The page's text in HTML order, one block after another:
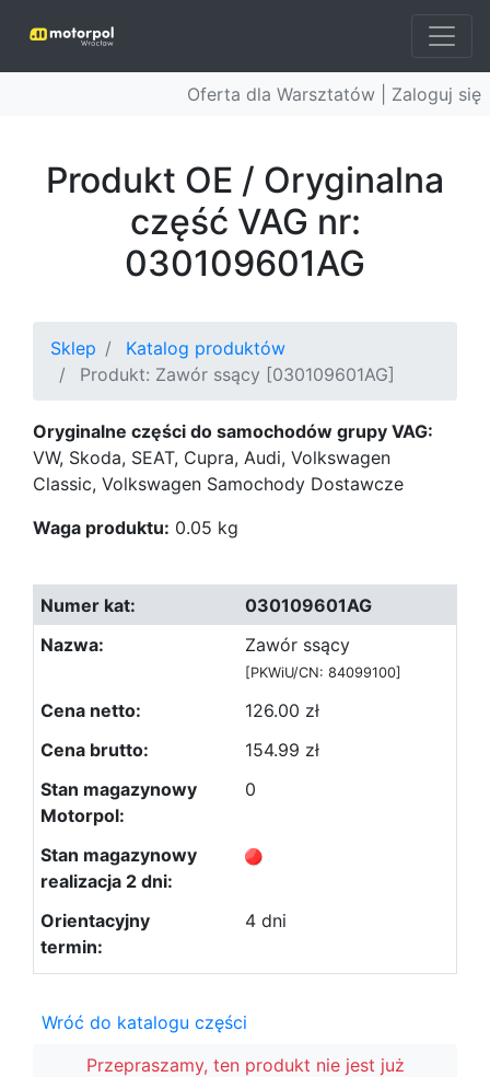
Oferta dla Warsztatów | Zaloguj się
Produkt OE / Oryginalna
część VAG nr:
030109601AG
Sklep
Katalog produktów
Produkt: Zawór ssący [030109601AG]
Oryginalne części do samochodów grupy VAG:
VW, Skoda, SEAT, Cupra, Audi, Volkswagen
Classic, Volkswagen Samochody Dostawcze
Waga produktu: 0.05 kg
030109601AG
Zawór ssący
[PKWiU/CN: 84099100]
126.00 zł
154.99 zł
0
4 dni
Wróć do katalogu części
Przepraszamy, ten produkt nie jest już